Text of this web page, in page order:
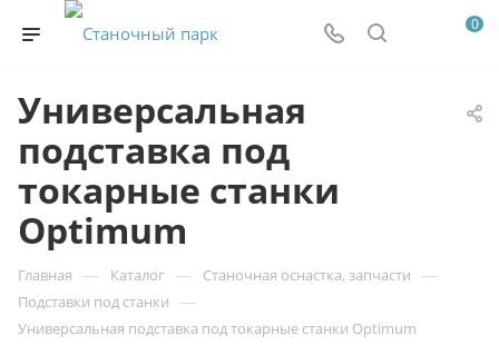
0
Универсальная
подставка под
токарные станки
Optimum
Главная — Каталог — Станочная оснастка, запчасти —
Подставки под станки —
Универсальная подставка под токарные станки Optimum